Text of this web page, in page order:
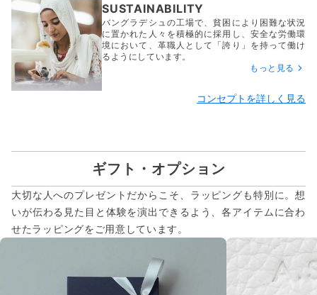
SUSTAINABILITY
バングラデシュの工場で、貧困により困難な状況
に置かれた人々を積極的に採用し、安全な労働環
境において、革職人として「誇り」を持って働け
るようにしています。
もっと見る
コンセプトを詳しく見る
ギフト・オプション
大切な人へのプレゼントだからこそ、ラッピングも特別に。想
いが伝わる見た目と体験を演出できるよう、各アイテムに合わ
せたラッピングをご用意しています。